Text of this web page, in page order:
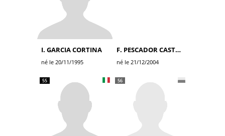
I. GARCIA CORTINA
né le 20/11/1995
F. PESCADOR CASTRO
né le 21/12/2004
55 56